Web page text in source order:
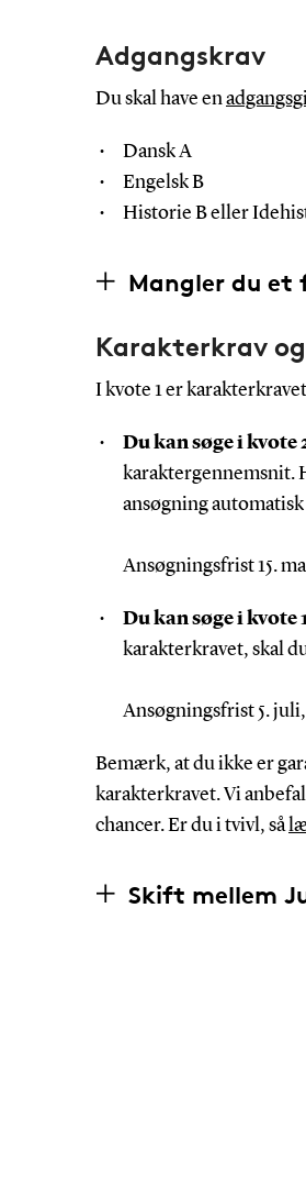
Adgangskrav
Du skal have en
Dansk A
Engelsk B
Historie B eller
Mangler du et
Karakterkrav
I kvote 1 er
Du kan søge i kvote
karaktergennemsnit.
ansøgning
Ansøgningsfrist 15.
Du kan søge i kvote 1
karakterkravet, skal
Ansøgningsfrist 5.
Bemærk, at du ikke er
karakterkravet. Vi
chancer. Er du i tvivl, så
Skift mellem